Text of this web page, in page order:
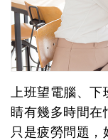
上班望電腦、
睛有幾多時間在
只是疲勞問題，